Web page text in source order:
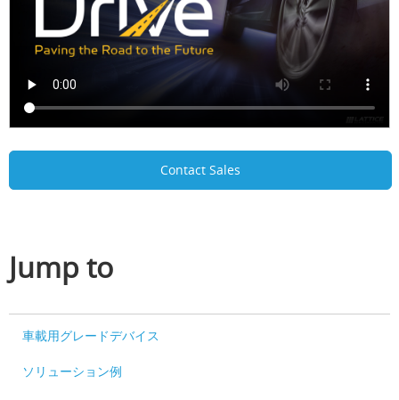
Contact Sales
Jump to
車載用グレードデバイス
ソリューション例